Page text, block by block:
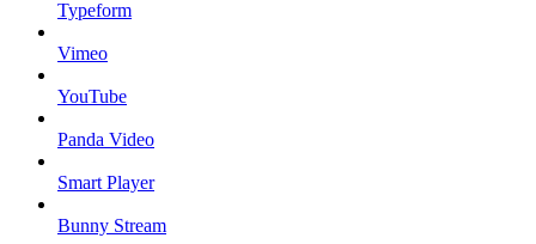
Typeform
Vimeo
YouTube
Panda Video
Smart Player
Bunny Stream